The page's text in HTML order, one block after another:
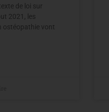
de loi sur
2021, les
ostéopathie vont